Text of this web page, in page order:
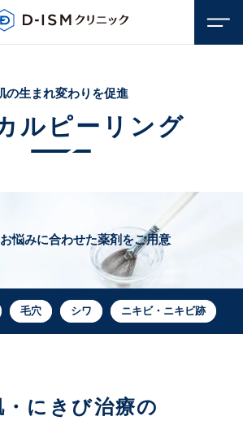
ンチエイジング
み
イク
の生まれ変わりを促進
ル ピーリング
悩みに合わせた薬剤をご用意
毛穴 シワ ニキビ・ニキビ跡
・にきび治療の